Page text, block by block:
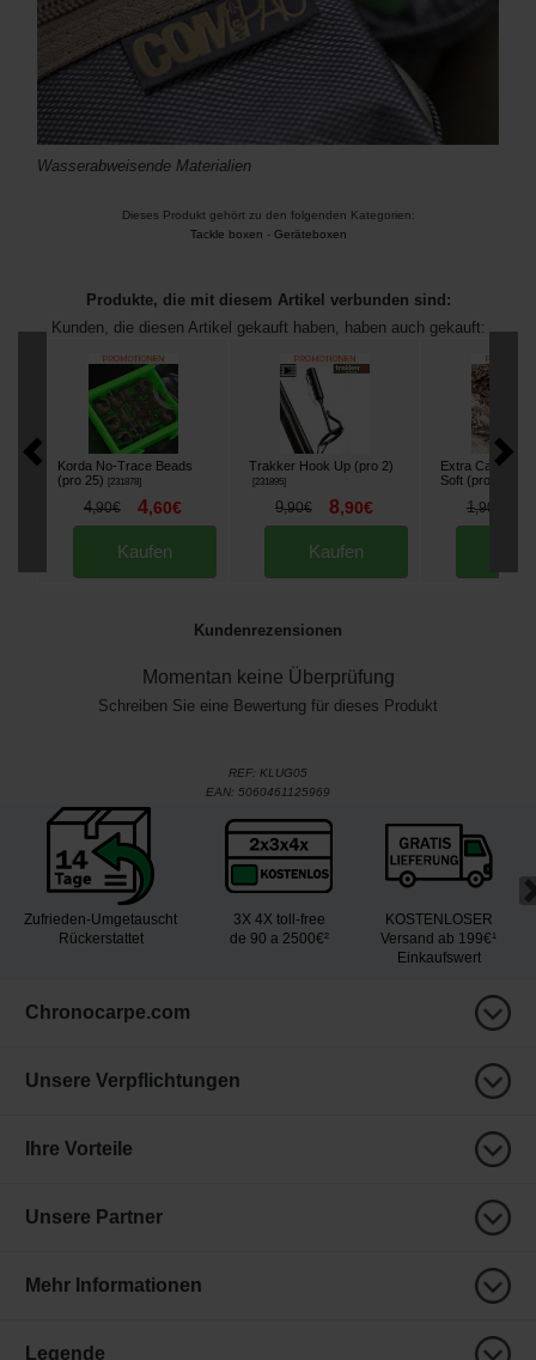
Wasserabweisende Materialien
Dieses Produkt gehört zu den folgenden Kategorien:
Tackle boxen - Geräteboxen
Produkte, die mit diesem Artikel verbunden sind:
Kunden, die diesen Artikel gekauft haben, haben auch gekauft:
Korda No-Trace Beads
(pro 25)
[231878]
4,90€ 4,60€
Kaufen
Trakker Hook Up (pro 2)
[231895]
9,90€ 8,90€
Kaufen
Extra Carp
Soft (pro 100)
1,90
Kundenrezensionen
Momentan keine Überprüfung
Schreiben Sie eine Bewertung für dieses Produkt
REF: KLUG05
EAN: 5060461125969
Zufrieden-Umgetauscht
Rückerstattet
3X 4X toll-free
de 90 a 2500€²
KOSTENLOSER
Versand ab 199€¹
Einkaufswert
Chronocarpe.com
Unsere Verpflichtungen
Ihre Vorteile
Unsere Partner
Mehr Informationen
Legende